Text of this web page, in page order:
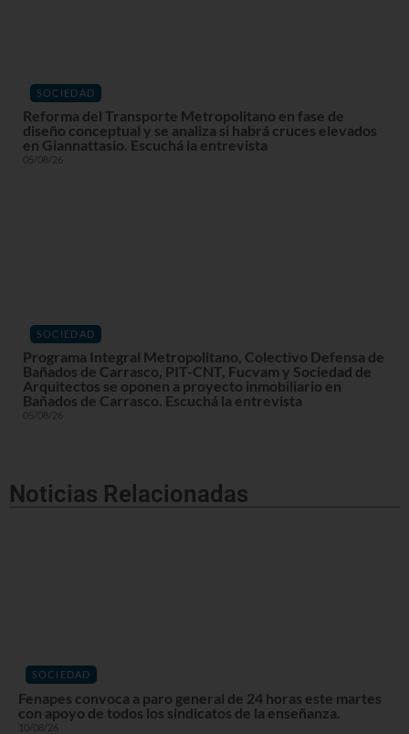
SOCIEDAD
Reforma del Transporte Metropolitano en fase de
diseño conceptual y se analiza si habrá cruces elevados
en Giannattasio. Escuchá la entrevista
05/08/26
SOCIEDAD
Programa Integral Metropolitano, Colectivo Defensa de
Bañados de Carrasco, PIT-CNT, Fucvam y Sociedad de
Arquitectos se oponen a proyecto inmobiliario en
Bañados de Carrasco. Escuchá la entrevista
05/08/26
Noticias Relacionadas
SOCIEDAD
Fenapes convoca a paro general de 24 horas este martes
con apoyo de todos los sindicatos de la enseñanza.
10/08/26